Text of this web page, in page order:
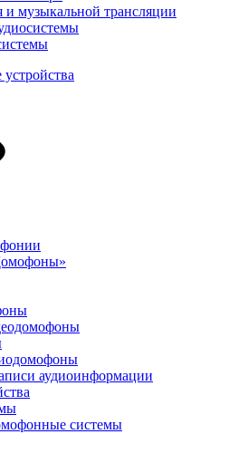
музыкальной трансляции
аудиоинформации
системы